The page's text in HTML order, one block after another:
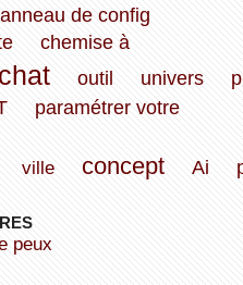
de config
chemise à
outil univers
paramétrer votre
ville concept Ai